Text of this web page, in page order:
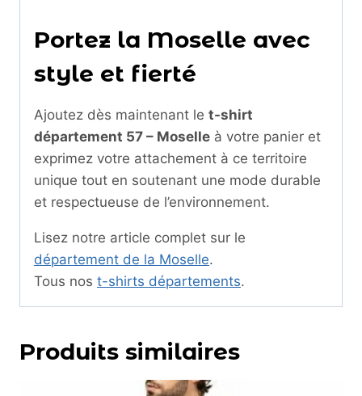
Portez la Moselle avec
style et fierté
Ajoutez dès maintenant le t-shirt
département 57 – Moselle à votre panier et
exprimez votre attachement à ce territoire
unique tout en soutenant une mode durable
et respectueuse de l’environnement.
Lisez notre article complet sur le
département de la Moselle.
Tous nos t-shirts départements.
Produits similaires